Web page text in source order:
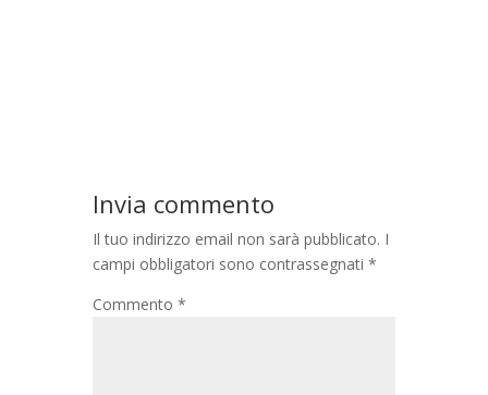
Invia commento
Il tuo indirizzo email non sarà pubblicato. I
campi obbligatori sono contrassegnati *
Commento *